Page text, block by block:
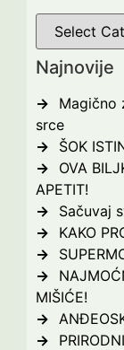
Najnovije
Magično
srce
ŠOK
OVA
APETIT!
Sačuvaj
KAKO
MIŠIĆE!